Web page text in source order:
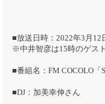
■放送日時：2022年3月12
※中井智彦は15時のゲス
■番組名：FM COCOLO「
■DJ：加美幸伸さん